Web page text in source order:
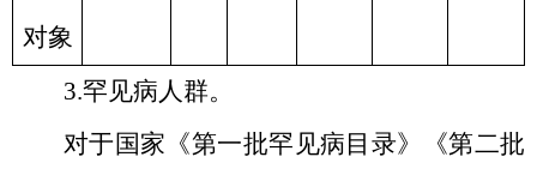
对象
3.罕见病人群。
对于国家《第一批罕见病目录》《第二批